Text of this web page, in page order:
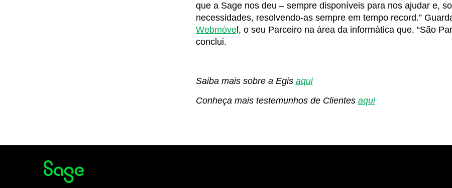
que a Sage nos deu – sempre disponíveis para nos ajudar e,
necessidades, resolvendo-as sempre em tempo record.”
Webmóvel, o seu Parceiro na área da informática que. “São
conclui.
Saiba mais sobre a Egis aqui
Conheça mais testemunhos de Clientes aqui